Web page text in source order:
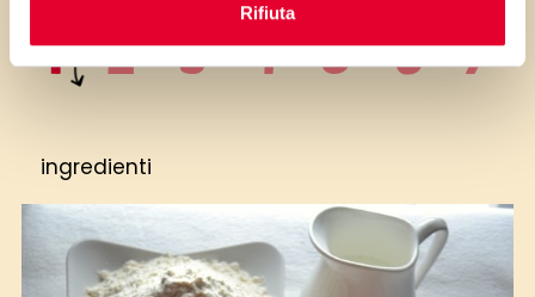
Rifiuta
ingredienti